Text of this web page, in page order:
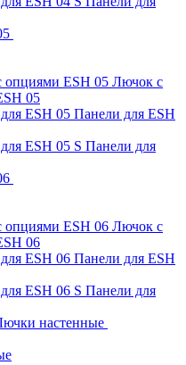
Лючок с
05
Панели для ESH
Панели для
Лючок с
06
Панели для ESH
Панели для
настенные